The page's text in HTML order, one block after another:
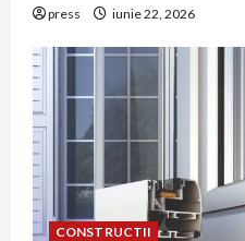
press iunie 22, 2026
CONSTRUCTII